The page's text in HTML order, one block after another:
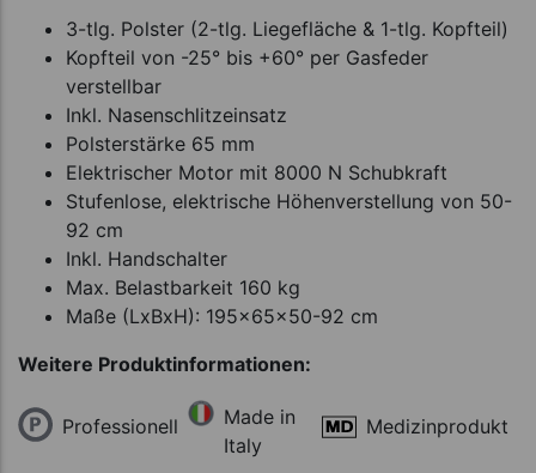
3-tlg. Polster (2-tlg. Liegefläche & 1-tlg. Kopfteil)
Kopfteil von -25° bis +60° per Gasfeder
verstellbar
Inkl. Nasenschlitzeinsatz
Polsterstärke 65 mm
Elektrischer Motor mit 8000 N Schubkraft
Stufenlose, elektrische Höhenverstellung von 50-
92 cm
Inkl. Handschalter
Max. Belastbarkeit 160 kg
Maße (LxBxH): 195x65x50-92 cm
Weitere Produktinformationen:
Professionell
Made in
Italy
Medizinprodukt